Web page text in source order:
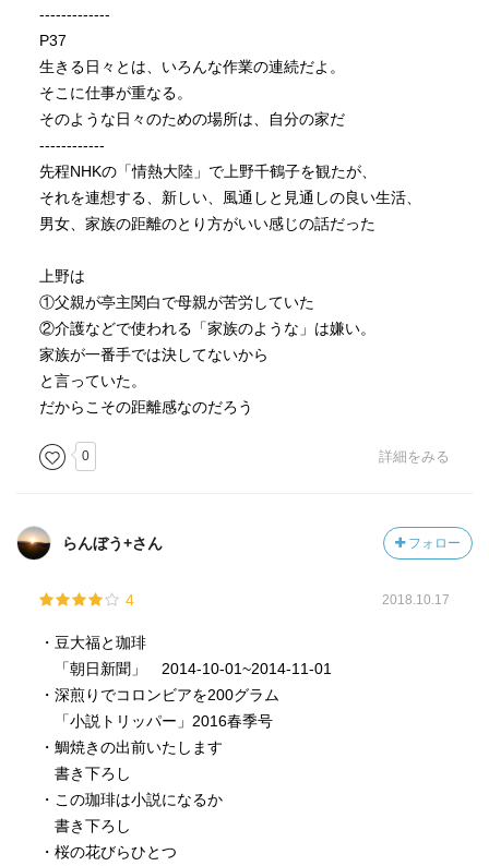
-------------
P37
生きる日々とは、いろんな作業の連続だよ。
そこに仕事が重なる。
そのような日々のための場所は、自分の家だ
------------
先程NHKの「情熱大陸」で上野千鶴子を観たが、
それを連想する、新しい、風通しと見通しの良い生活、
男女、家族の距離のとり方がいい感じの話だった
上野は
①父親が亭主関白で母親が苦労していた
②介護などで使われる「家族のような」は嫌い。
家族が一番手では決してないから
と言っていた。
だからこその距離感なのだろう
0 詳細をみる
らんぼう+さん フォロー
4 2018.10.17
・豆大福と珈琲
「朝日新聞」 2014-10-01~2014-11-01
・深煎りでコロンビアを200グラム
「小説トリッパー」2016春季号
・鯛焼きの出前いたします
書き下ろし
・この珈琲は小説になるか
書き下ろし
・桜の花びらひとつ